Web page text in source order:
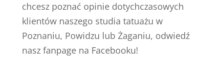
chcesz poznać opinie dotychczasowych
klientów naszego studia tatuażu w
Poznaniu, Powidzu lub Żaganiu, odwiedź
nasz fanpage na Facebooku!